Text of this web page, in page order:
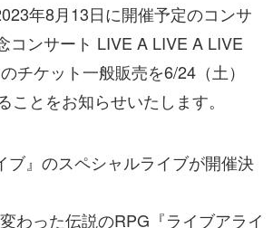
年8月13日に開催予定のコンサ
コンサート LIVE A LIVE A LIVE
チケット一般販売を6/24（土）
ことをお知らせいたします。
』のスペシャルライブが開催決
わった伝説のRPG『ライブアライ